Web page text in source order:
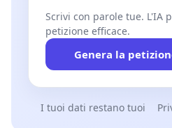
Scrivi con parole tue. L'IA
petizione efficace.
Genera la
I tuoi dati restano tuoi